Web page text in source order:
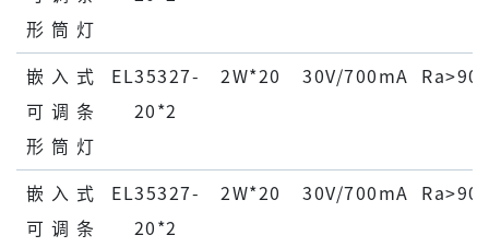
形 筒 灯
嵌 ⼊ 式
可 调 条
形 筒 灯
EL35327-
20*2
2W*20 30V/700mA Ra>90
嵌 ⼊ 式
可 调 条
EL35327-
20*2
2W*20 30V/700mA Ra>90